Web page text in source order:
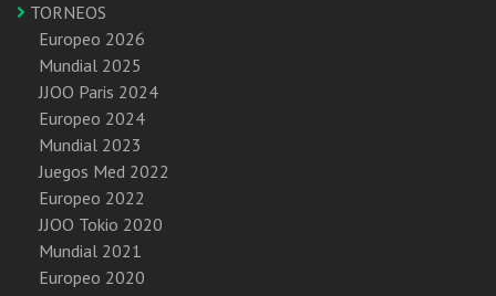
TORNEOS
Europeo 2026
Mundial 2025
JJOO Paris 2024
Europeo 2024
Mundial 2023
Juegos Med 2022
Europeo 2022
JJOO Tokio 2020
Mundial 2021
Europeo 2020